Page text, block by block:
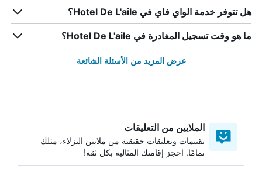
هل تتوفر خدمة الواي فاي في Hotel De L'aile؟
ما هو وقت تسجيل المغادرة في Hotel De L'aile؟
عرض المزيد من الأسئلة الشائعة
الملايين من التعليقات
تقييمات وتعليقات حقيقية من ملايين النزلاء، مثلك
تمامًا. احجز إقامتك المثالية بكل ثقة!